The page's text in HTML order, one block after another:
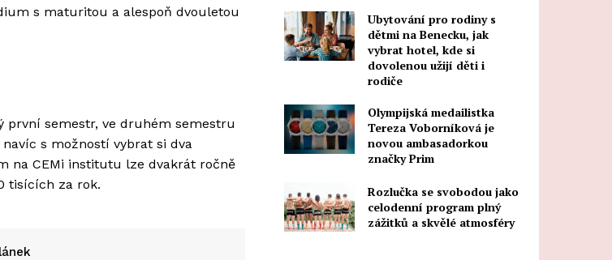
s maturitou a alespoň dvouletou
první semestr, ve druhém semestru
s možností vybrat si dva
na CEMi institutu lze dvakrát ročně
tisících za rok.
Ubytování pro rodiny s
dětmi na Benecku, jak
vybrat hotel, kde si
dovolenou užijí děti i
rodiče
Olympijská medailistka
Tereza Voborníková je
novou ambasadorkou
značky Prim
Rozlučka se svobodou jako
celodenní program plný
zážitků a skvělé atmosféry